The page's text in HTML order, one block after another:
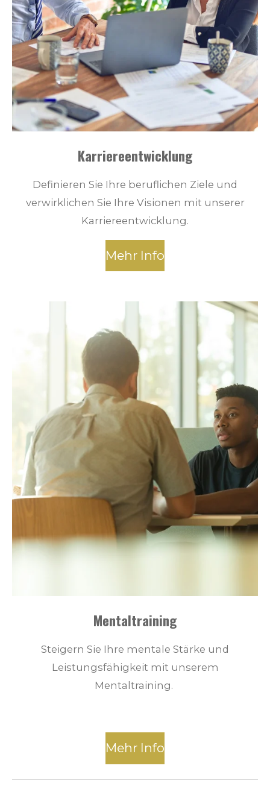
Karriereentwicklung
Definieren Sie Ihre beruflichen Ziele und
verwirklichen Sie Ihre Visionen mit unserer
Karriereentwicklung.
Mehr Info
Mentaltraining
Steigern Sie Ihre mentale Stärke und
Leistungsfähigkeit mit unserem
Mentaltraining.
Mehr Info